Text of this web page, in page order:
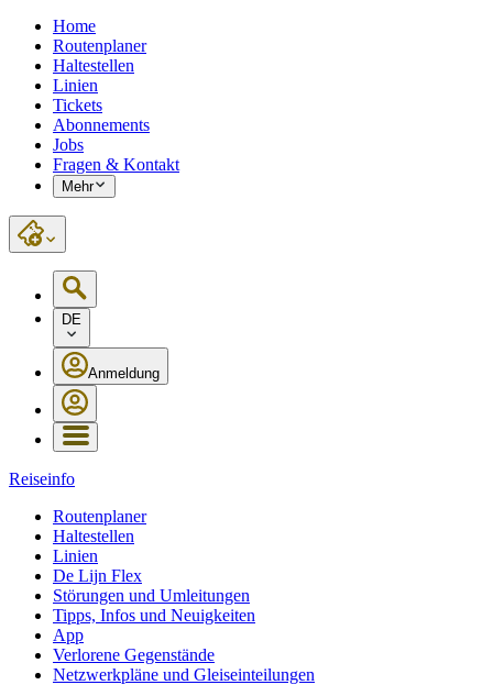
Home
Routenplaner
Haltestellen
Linien
Tickets
Abonnements
Jobs
Fragen & Kontakt
Mehr
DE
Anmeldung
Reiseinfo
Routenplaner
Haltestellen
Linien
De Lijn Flex
Störungen und Umleitungen
Tipps, Infos und Neuigkeiten
App
Verlorene Gegenstände
Netzwerkpläne und Gleiseinteilungen